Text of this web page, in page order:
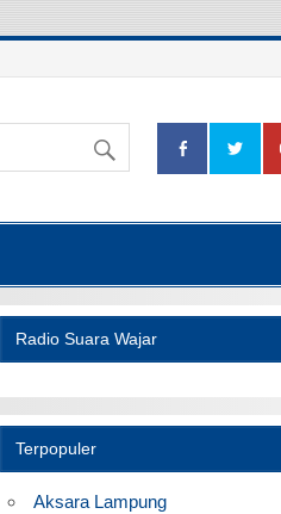
Radio Suara Wajar
Terpopuler
Aksara Lampung